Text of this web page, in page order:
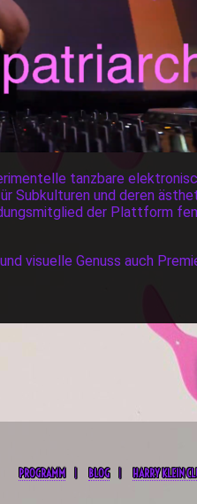
tanzbare
Subkulturen und deren
der Plattform
visuelle Genuss auch
PROGRAMM BLOG HARRY KLEIN